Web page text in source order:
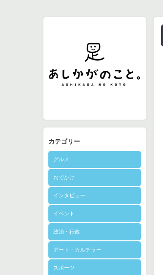
カテゴリー
グルメ
おでかけ
インタビュー
イベント
政治・行政
アート・カルチャー
スポーツ